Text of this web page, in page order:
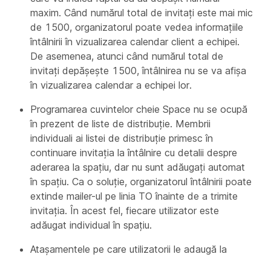
maxim. Când numărul total de invitați este mai mic
de 1500, organizatorul poate vedea informațiile
întâlnirii în vizualizarea calendar client a echipei.
De asemenea, atunci când numărul total de
invitați depășește 1500, întâlnirea nu se va afișa
în vizualizarea calendar a echipei lor.
Programarea cuvintelor cheie Space nu se ocupă
în prezent de liste de distribuție. Membrii
individuali ai listei de distribuție primesc în
continuare invitația la întâlnire cu detalii despre
aderarea la spațiu, dar nu sunt adăugați automat
în spațiu. Ca o soluție, organizatorul întâlnirii poate
extinde mailer-ul pe linia TO înainte de a trimite
invitația. În acest fel, fiecare utilizator este
adăugat individual în spațiu.
Atașamentele pe care utilizatorii le adaugă la